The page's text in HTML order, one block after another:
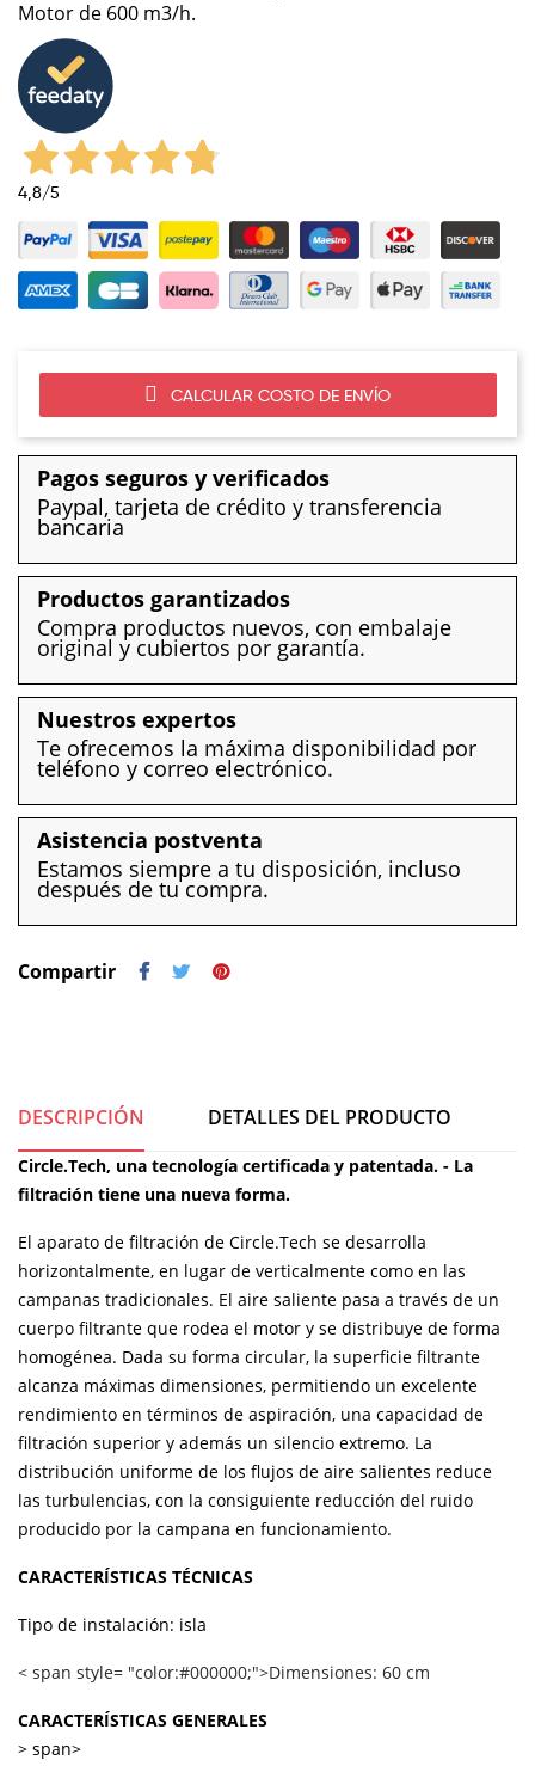
Motor de 600 m3/h.
4,8/5
CALCULAR COSTO DE ENVÍO
Pagos seguros y verificados
Paypal, tarjeta de crédito y transferencia
bancaria
Productos garantizados
Compra productos nuevos, con embalaje
original y cubiertos por garantía.
Nuestros expertos
Te ofrecemos la máxima disponibilidad por
teléfono y correo electrónico.
Asistencia postventa
Estamos siempre a tu disposición, incluso
después de tu compra.
Compartir
DESCRIPCIÓN DETALLES DEL PRODUCTO
Circle.Tech, una tecnología certificada y patentada. - La
filtración tiene una nueva forma.
El aparato de filtración de Circle.Tech se desarrolla
horizontalmente, en lugar de verticalmente como en las
campanas tradicionales. El aire saliente pasa a través de un
cuerpo filtrante que rodea el motor y se distribuye de forma
homogénea. Dada su forma circular, la superficie filtrante
alcanza máximas dimensiones, permitiendo un excelente
rendimiento en términos de aspiración, una capacidad de
filtración superior y además un silencio extremo. La
distribución uniforme de los flujos de aire salientes reduce
las turbulencias, con la consiguiente reducción del ruido
producido por la campana en funcionamiento.
CARACTERÍSTICAS TÉCNICAS
Tipo de instalación: isla
< span style= "color:#000000;">Dimensiones: 60 cm
CARACTERÍSTICAS GENERALES
> span>